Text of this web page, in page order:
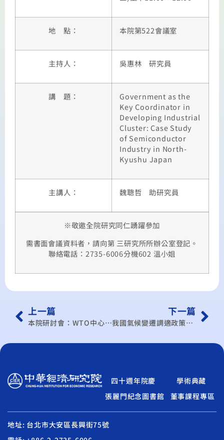
地 點： 本院第522會議室
主持人： 吳惠林 研究員
講 題：
Government as the
Key Coordinator in
Developing Industrial
Cluster: Case Study
of Semiconductor
Industry in North-
Kyushu Japan
主講人： 魏聰哲 助研究員
※敬邀全院研究同仁踴躍參加
需書面會議資料者，請向第 三研究所所辦公室登記。
聯絡電話：2735-6006分機602 溫小姐
上一篇
本院研討會：WTO中心學術研討會通知
下一篇
我國氣候變遷調適政策區域座談會
四十週年院慶
學術典藏
張麗門紀念圖書館
董事課程專區
地址: 台北市大安區長興街75號